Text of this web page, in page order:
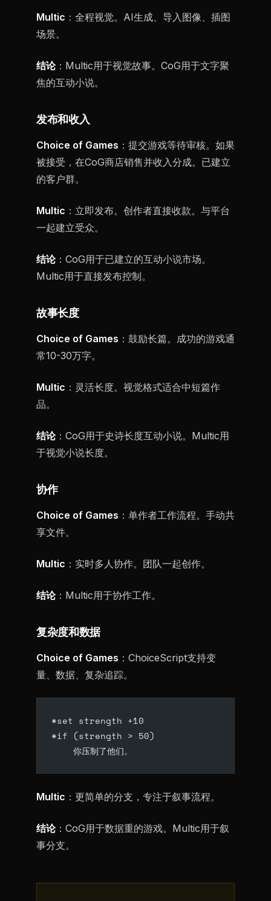
Multic ：全程视觉。AI生成、导入图像、插图
场景。
结论：Multic用于视觉故事。CoG用于文字聚
焦的互动小说。
发布和收入
Choice of Games ：提交游戏等待审核。如果
被接受，在CoG商店销售并收入分成。已建立
的客户群。
Multic ：立即发布。创作者直接收款。与平台
一起建立受众。
结论：CoG用于已建立的互动小说市场。
Multic用于直接发布控制。
故事长度
Choice of Games ：鼓励长篇。成功的游戏通
常10-30万字。
Multic ：灵活长度。视觉格式适合中短篇作
品。
结论：CoG用于史诗长度互动小说。Multic用
于视觉小说长度。
协作
Choice of Games ：单作者工作流程。手动共
享文件。
Multic ：实时多人协作。团队一起创作。
结论：Multic用于协作工作。
复杂度和数据
Choice of Games ：ChoiceScript支持变
量、数据、复杂追踪。
*set strength +10
*if (strength > 50)
    你压制了他们。
Multic ：更简单的分支，专注于叙事流程。
结论：CoG用于数据重的游戏。Multic用于叙
事分支。